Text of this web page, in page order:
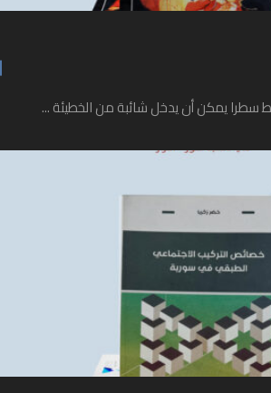
سطرا يمكن أن يدخل شائبة من الخطيئة ...